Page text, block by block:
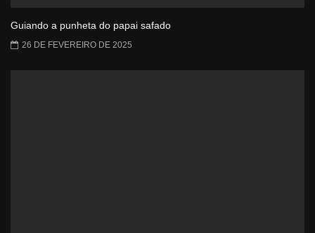
Guiando a punheta do papai safado
26 DE FEVEREIRO DE 2025